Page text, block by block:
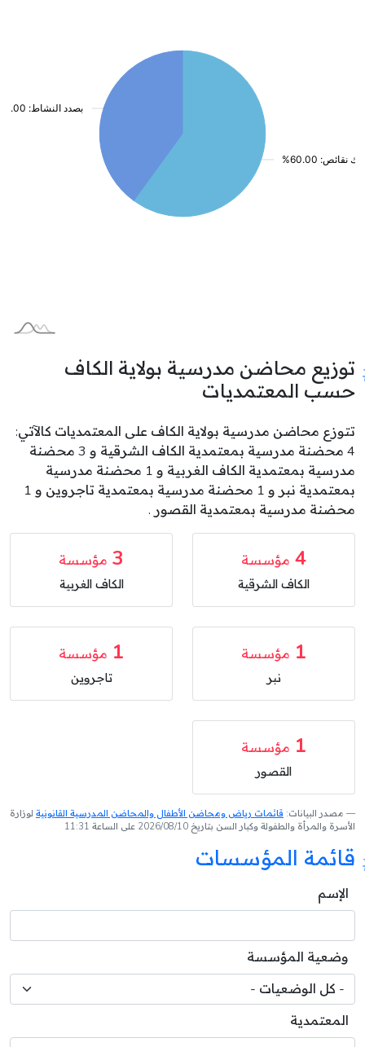
توزيع محاضن مدرسية بولاية الكاف
حسب المعتمديات
تتوزع محاضن مدرسية بولاية الكاف على المعتمديات كالآتي:
4 محضنة مدرسية بمعتمدية الكاف الشرقية و 3 محضنة
مدرسية بمعتمدية الكاف الغربية و 1 محضنة مدرسية
بمعتمدية نبر و 1 محضنة مدرسية بمعتمدية تاجروين و 1
محضنة مدرسية بمعتمدية القصور .
4 مؤسسة
الكاف الشرقية
3 مؤسسة
الكاف الغربية
1 مؤسسة
نبر
1 مؤسسة
تاجروين
1 مؤسسة
القصور
مصدر البيانات: قائمات رياض ومحاضن الأطفال والمحاضن المدرسية القانونية لوزارة
الأسرة والمرأة والطفولة وكبار السن بتاريخ 2026/08/10 على الساعة 11:31
قائمة المؤسسات
الإسم
وضعية المؤسسة
المعتمدية